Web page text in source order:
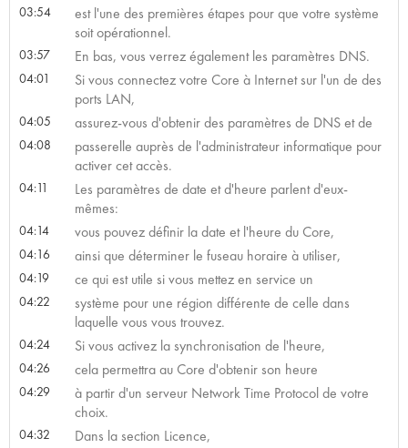
03:54
est l'une des premières étapes pour que votre système
soit opérationnel.
03:57 En bas, vous verrez également les paramètres DNS.
04:01
Si vous connectez votre Core à Internet sur l'un de des
ports LAN,
04:05 assurez-vous d'obtenir des paramètres de DNS et de
04:08
passerelle auprès de l'administrateur informatique pour
activer cet accès.
04:11
Les paramètres de date et d'heure parlent d'eux-
mêmes:
04:14 vous pouvez définir la date et l'heure du Core,
04:16 ainsi que déterminer le fuseau horaire à utiliser,
04:19 ce qui est utile si vous mettez en service un
04:22
système pour une région différente de celle dans
laquelle vous vous trouvez.
04:24 Si vous activez la synchronisation de l'heure,
04:26 cela permettra au Core d'obtenir son heure
04:29
à partir d'un serveur Network Time Protocol de votre
choix.
04:32 Dans la section Licence,